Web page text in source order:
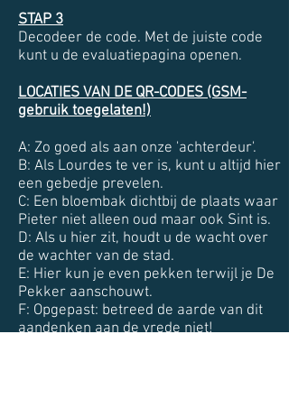
STAP 3
Decodeer de code. Met de juiste code
kunt u de evaluatiepagina openen.
LOCATIES VAN DE QR-CODES (GSM-
gebruik toegelaten!)
A: Zo goed als aan onze 'achterdeur'.
B: Als Lourdes te ver is, kunt u altijd hier
een gebedje prevelen.
C: Een bloembak dichtbij de plaats waar
Pieter niet alleen oud maar ook Sint is.
D: Als u hier zit, houdt u de wacht over
de wachter van de stad.
E: Hier kun je even pekken terwijl je De
Pekker aanschouwt.
F: Opgepast: betreed de aarde van dit
aandenken aan de vrede niet!